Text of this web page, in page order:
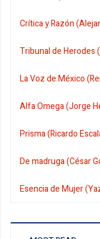
Crítica y Razón
Tribunal de Herodes
La Voz de México
Alfa Omega (Jorge
Prisma (Ricardo
De madruga (César
Esencia de Mujer